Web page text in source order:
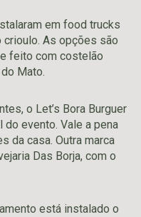
em food trucks
As opções são
feito com costelão
Mato.
o Let’s Bora Burguer
evento. Vale a pena
da casa. Outra marca
Das Borja, com o
está instalado o